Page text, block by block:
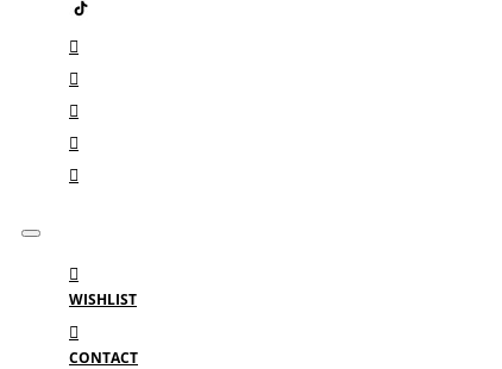
WISHLIST
CONTACT